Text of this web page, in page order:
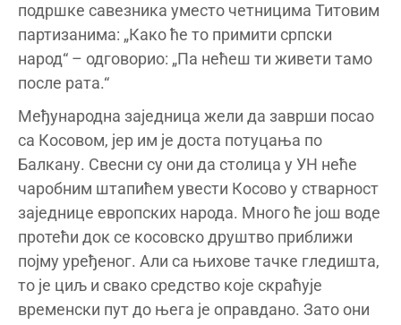
подршке савезника уместо четницима Титовим
партизанима: „Како ће то примити српски
народ“ – одговорио: „Па нећеш ти живети тамо
после рата.“
Међународна заједница жели да заврши посао
са Косовом, јер им је доста потуцања по
Балкану. Свесни су они да столица у УН неће
чаробним штапићем увести Косово у стварност
заједнице европских народа. Много ће још воде
протећи док се косовско друштво приближи
појму уређеног. Али са њихове тачке гледишта,
то је циљ и свако средство које скраћује
временски пут до њега је оправдано. Зато они